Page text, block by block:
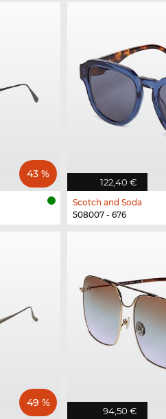
43 %
122,40 €
Scotch and Soda
508007 - 676
49 %
94,50 €